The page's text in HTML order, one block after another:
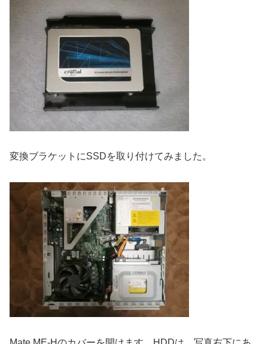
変換ブラケットにSSDを取り付けてみました。